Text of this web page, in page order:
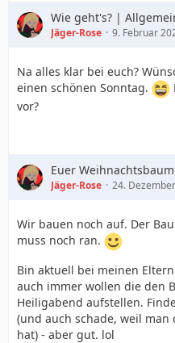
Wie geht's? |
Jäger-Rose 9. Februar
Na alles klar bei euch?
einen schönen Sonntag.
vor?
Euer Weihnachtsbaum
Jäger-Rose 24.
Wir bauen noch auf. Der
muss noch ran.
Bin aktuell bei meinen
auch immer wollen die den
Heiligabend aufstellen.
(und auch schade, weil
hat) - aber gut. lol